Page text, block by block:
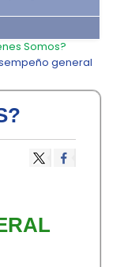
Somos?
general